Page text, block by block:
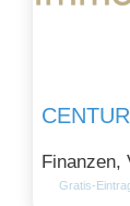
Finanzen,
Gratis-